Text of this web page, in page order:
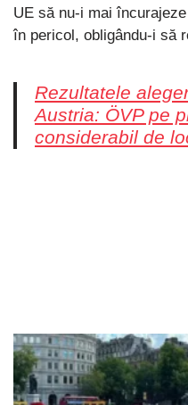
UE să nu-i mai
în pericol, obligându-i să
Rezultatele
Austria: ÖVP pe
considerabil de